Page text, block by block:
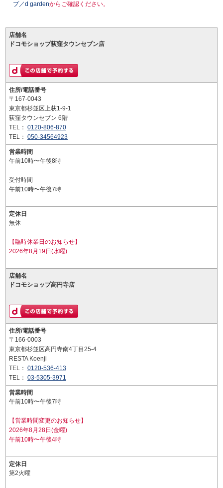
プ／d gardenからご確認ください。
店舗名
ドコモショップ荻窪タウンセブン店
住所/電話番号
〒167-0043
東京都杉並区上荻1-9-1
荻窪タウンセブン 6階
TEL： 0120-806-870
TEL： 050-34564923
営業時間
午前10時〜午後8時
受付時間
午前10時〜午後7時
定休日
無休
【臨時休業日のお知らせ】
2026年8月19日(水曜)
店舗名
ドコモショップ高円寺店
住所/電話番号
〒166-0003
東京都杉並区高円寺南4丁目25-4
RESTA Koenji
TEL： 0120-536-413
TEL： 03-5305-3971
営業時間
午前10時〜午後7時
【営業時間変更のお知らせ】
2026年8月28日(金曜)
午前10時〜午後4時
定休日
第2火曜